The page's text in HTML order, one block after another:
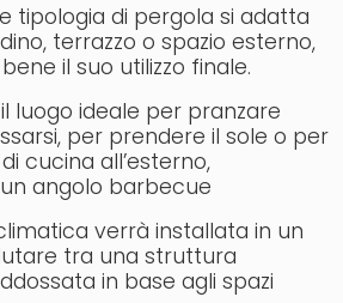
tipologia di pergola si adatta
terrazzo o spazio esterno,
il suo utilizzo finale.
luogo ideale per pranzare
per prendere il sole o per
cucina all’esterno,
angolo barbecue
verrà installata in un
tra una struttura
in base agli spazi